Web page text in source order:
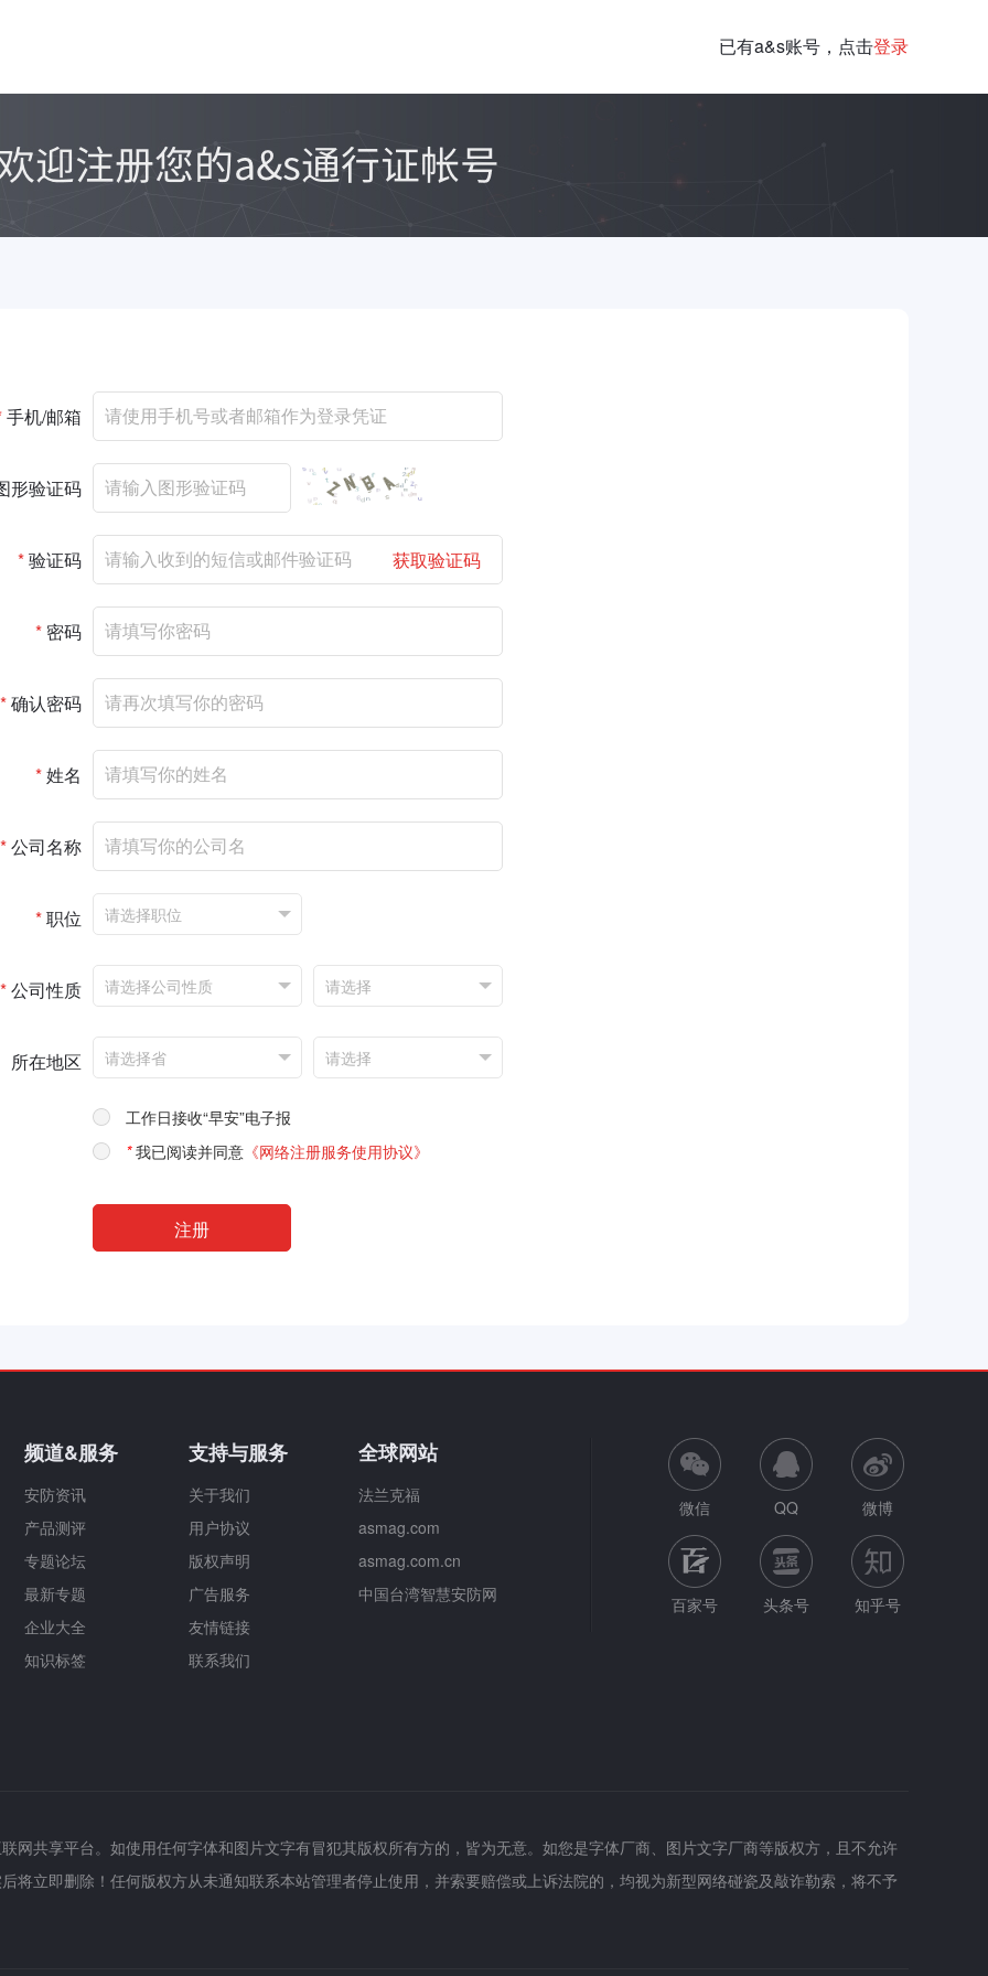
已有a&s账号，点击登录
手机/邮箱
形验证码
*验证码 获取验证码
* 密码
*确认密码
*姓名
*公司名称
*职位
*公司性质
所在地区
工作日接收“早安”电子报
*我已阅读并同意 《网络注册服务使用协议》
频道&服务
安防资讯
产品测评
专题论坛
最新专题
企业大全
知识标签
支持与服务
关于我们
用户协议
版权声明
广告服务
友情链接
联系我们
全球网站
法兰克福
asmag.com
asmag.com.cn
中国台湾智慧安防网
微信 QQ 微博
百家号 头条号 知乎号
网共享平台。如使用任何字体和图片文字有冒犯其版权所有方的，皆为无意。如您是字体厂商、图片文字厂商等版权方，且不允许
将立即删除！任何版权方从未通知联系本站管理者停止使用，并索要赔偿或上诉法院的，均视为新型网络碰瓷及敲诈勒索，将不予